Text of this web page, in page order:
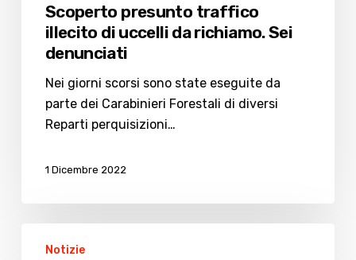
Scoperto presunto traffico
illecito di uccelli da richiamo. Sei
denunciati
Nei giorni scorsi sono state eseguite da
parte dei Carabinieri Forestali di diversi
Reparti perquisizioni…
1 Dicembre 2022
Notizie